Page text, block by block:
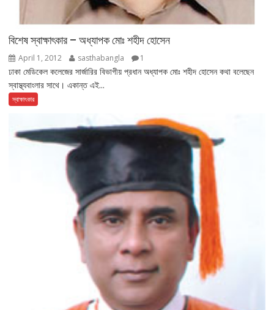
বিশেষ স্বাক্ষাৎকার – অধ্যাপক মোঃ শহীদ হোসেন
April 1, 2012 sasthabangla 1
ঢাকা মেডিকেল কলেজের সার্জারির বিভাগীয় প্রধান অধ্যাপক মোঃ শহীদ হোসেন কথা বলেছেন
স্বাস্থ্যবাংলার সাথে। একান্ত এই...
স্বাক্ষাৎকার